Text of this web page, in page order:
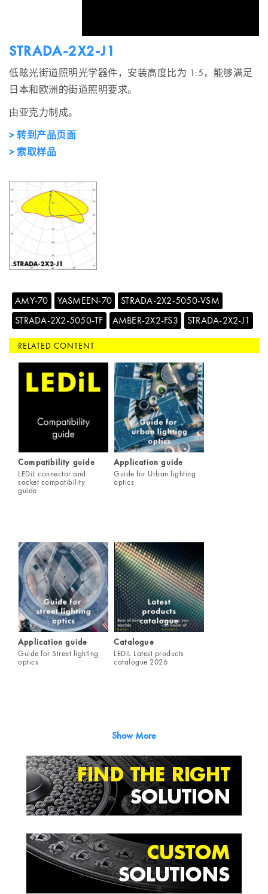
STRADA-2X2-J1
低眩光街道照明光学器件，安装高度比为 1:5，能够满足
日本和欧洲的街道照明要求。
由亚克力制成。
> 转到产品页面
> 索取样品
AMY-70 YASMEEN-70
STRADA-2X2-5050-VSM
STRADA-2X2-5050-TF
AMBER-2X2-FS3 STRADA-2X2-J1
RELATED CONTENT
Compatibility guide
LEDiL connector and
socket compatibility
guide
Application guide
Guide for Urban lighting
optics
Application guide
Guide for Street lighting
optics
Catalogue
LEDiL Latest products
catalogue 2026
Show More